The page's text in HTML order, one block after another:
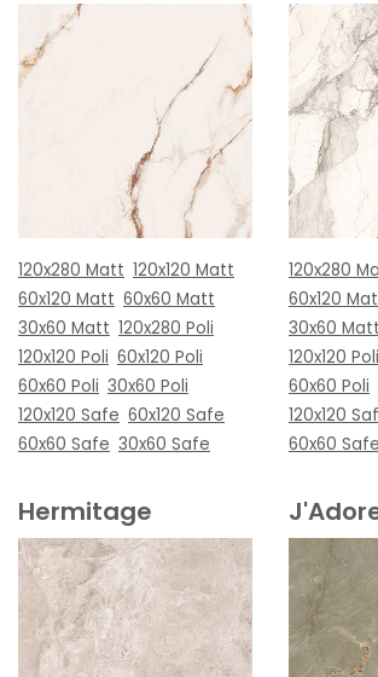
120x280 Matt 120x120 Matt
60x120 Matt 60x60 Matt
30x60 Matt 120x280 Poli
120x120 Poli 60x120 Poli
60x60 Poli 30x60 Poli
120x120 Safe 60x120 Safe
60x60 Safe 30x60 Safe
120x280
60x120
30x60 Matt
120x120 Poli
60x60 Poli
120x120
60x60 Safe
Hermitage